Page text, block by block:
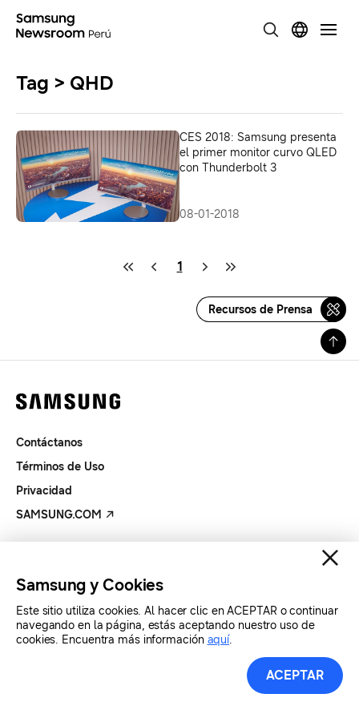
Tag > QHD
CES 2018: Samsung presenta
el primer monitor curvo QLED
con Thunderbolt 3
08-01-2018
1
Recursos de Prensa
Contáctanos
Términos de Uso
Privacidad
SAMSUNG.COM
Samsung y Cookies
Este sitio utiliza cookies. Al hacer clic en ACEPTAR o continuar
navegando en la página, estás aceptando nuestro uso de
cookies. Encuentra más información aquí.
ACEPTAR